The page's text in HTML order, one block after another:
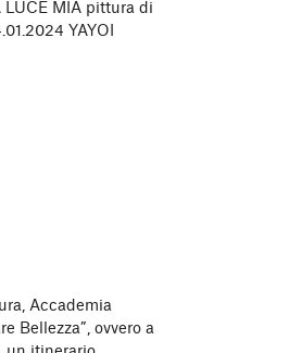
LUCE MIA pittura di
YAYOI
Accademia
Bellezza”, ovvero a